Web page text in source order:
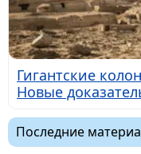
Гигантские
Новые
Последние